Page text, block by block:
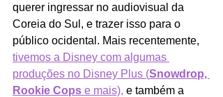
querer ingressar no audiovisual da
Coreia do Sul, e trazer isso para o
público ocidental. Mais recentemente,
tivemos a Disney com algumas
produções no Disney Plus (Snowdrop,
Rookie Cops e mais), e também a